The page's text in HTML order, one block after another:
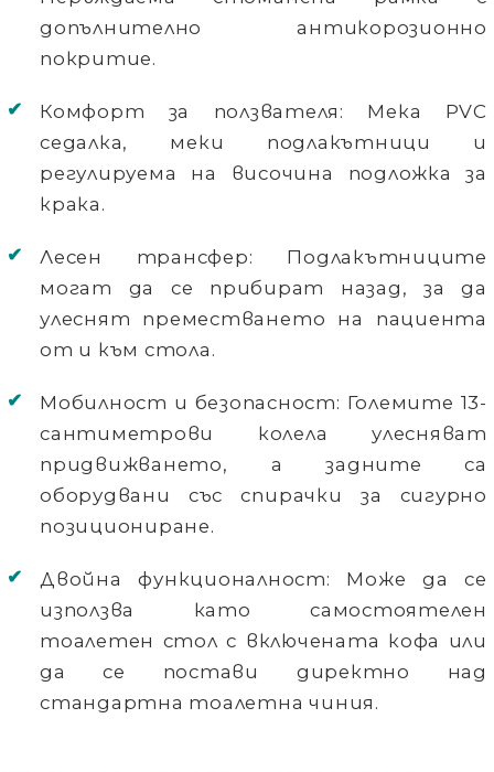
допълнително антикорозионно
покритие.
Комфорт за ползвателя: Мека PVC
седалка, меки подлакътници и
регулируема на височина подложка за
крака.
Лесен трансфер: Подлакътниците
могат да се прибират назад, за да
улеснят преместването на пациента
от и към стола.
Мобилност и безопасност: Големите 13-
сантиметрови колела улесняват
придвижването, а задните са
оборудвани със спирачки за сигурно
позициониране.
Двойна функционалност: Може да се
използва като самостоятелен
тоалетен стол с включената кофа или
да се постави директно над
стандартна тоалетна чиния.